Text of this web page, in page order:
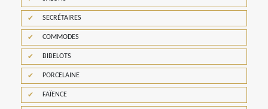
SECRÉTAIRES
COMMODES
BIBELOTS
PORCELAINE
FAÏENCE